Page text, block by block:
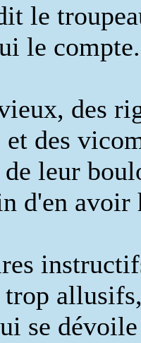
le
le compte.
des
des
leur
d'en avoir
trop
se